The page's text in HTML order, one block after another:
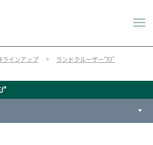
ラインアップ
ランドクルーザー“FJ”